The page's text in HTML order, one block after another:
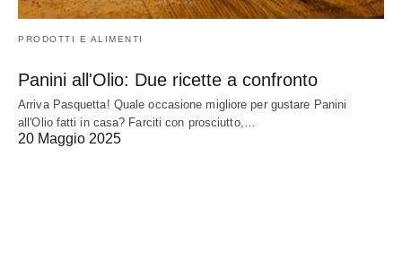
PRODOTTI E ALIMENTI
Panini all'Olio: Due ricette a confronto
Arriva Pasquetta! Quale occasione migliore per gustare Panini
all'Olio fatti in casa? Farciti con prosciutto,…
20 Maggio 2025